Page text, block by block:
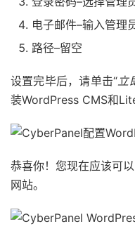
电子邮件–输入管理
路径–留空
设置完毕后，请单击“立
装WordPress CMS和
恭喜你！您现在应该可
网站。